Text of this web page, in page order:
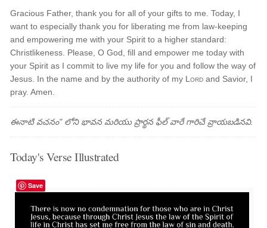
Gracious Father, thank you for all of your gifts to me. Today, I
want to especially thank you for liberating me from law-keeping
and empowering me with your Spirit to a higher standard:
Christlikeness. Please, O God, fill and empower me today with
your Spirit as I commit to live my life for you and follow the way of
Jesus. In the name and by the authority of my Lord and Savior, I
pray. Amen.
ఈనాటి వచనం" లోని భావన మరియు ప్రార్థన ఫీల్ వారే గారిచే వ్రాయబడినవి.
Today's Verse Illustrated
Save